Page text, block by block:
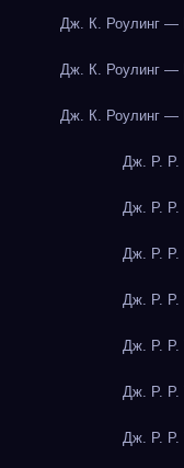
Дж. К. Роулинг —
Дж. К. Роулинг —
Дж. К. Роулинг —
Дж. Р. Р.
Дж. Р. Р.
Дж. Р. Р.
Дж. Р. Р.
Дж. Р. Р.
Дж. Р. Р.
Дж. Р. Р.